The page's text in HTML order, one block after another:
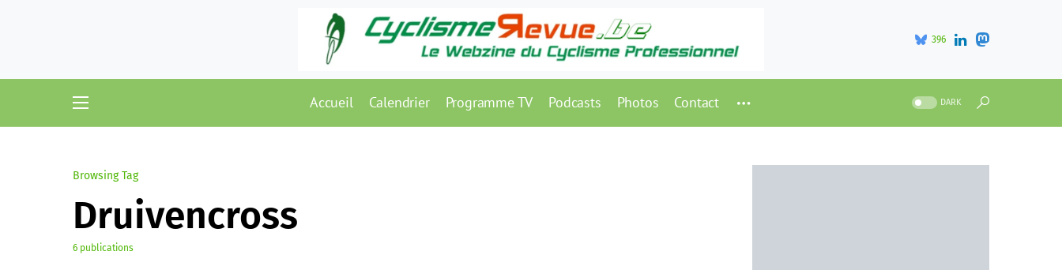
396
Accueil Calendrier Programme TV Podcasts Photos Contact DARK
Browsing Tag
Druivencross
6 publications